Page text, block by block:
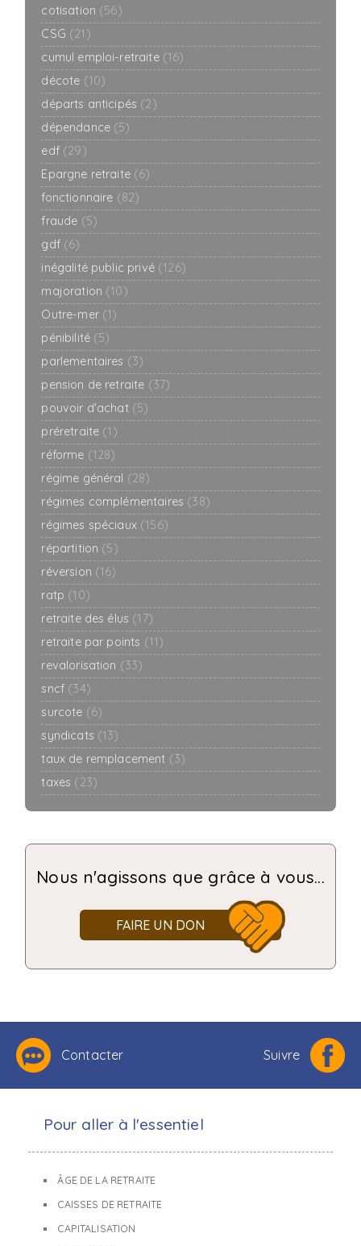
cotisation (56)
CSG (21)
cumul emploi-retraite (16)
décote (10)
départs anticipés (2)
dépendance (5)
edf (29)
Epargne retraite (6)
fonctionnaire (82)
fraude (5)
gdf (6)
inégalité public privé (126)
majoration (10)
Outre-mer (1)
pénibilité (5)
parlementaires (3)
pension de retraite (37)
pouvoir d'achat (5)
préretraite (1)
réforme (128)
régime général (28)
régimes complémentaires (38)
régimes spéciaux (156)
répartition (5)
réversion (16)
ratp (10)
retraite des élus (17)
retraite par points (11)
revalorisation (33)
sncf (34)
surcote (6)
syndicats (13)
taux de remplacement (3)
taxes (23)
Nous n'agissons que grâce à vous...
FAIRE UN DON
Contacter Suivre
Pour aller à l'essentiel
ÂGE DE LA RETRAITE
CAISSES DE RETRAITE
CAPITALISATION